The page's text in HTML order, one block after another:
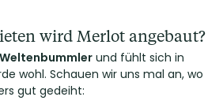
wird Merlot angebaut?
und fühlt sich in
wohl. Schauen wir uns mal an, wo
gut gedeiht: